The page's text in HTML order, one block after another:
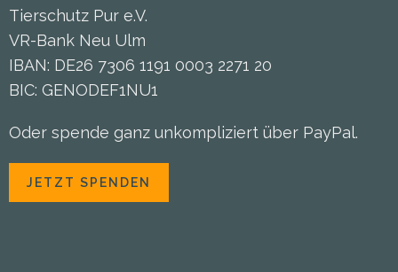
Tierschutz Pur e.V.
VR-Bank Neu Ulm
IBAN: DE26 7306 1191 0003 2271 20
BIC: GENODEF1NU1
Oder spende ganz unkompliziert über PayPal.
JETZT SPENDEN